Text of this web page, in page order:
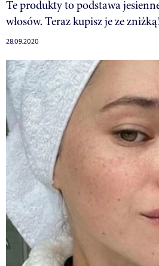
Te produkty to podstawa
włosów. Teraz kupisz je ze
28.09.2020